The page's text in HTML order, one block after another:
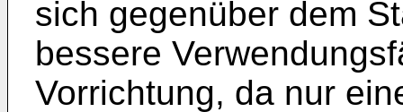
sich gegenüber dem
bessere
Vorrichtung, da nur